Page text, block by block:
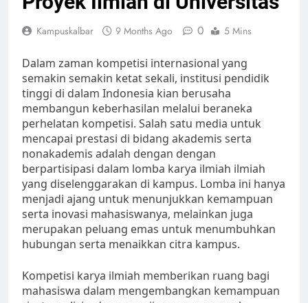
Kampuskalbar 9 Months Ago 0 5 Mins
Dalam zaman kompetisi internasional yang
semakin semakin ketat sekali, institusi pendidik
tinggi di dalam Indonesia kian berusaha
membangun keberhasilan melalui beraneka
perhelatan kompetisi. Salah satu media untuk
mencapai prestasi di bidang akademis serta
nonakademis adalah dengan dengan
berpartisipasi dalam lomba karya ilmiah ilmiah
yang diselenggarakan di kampus. Lomba ini hanya
menjadi ajang untuk menunjukkan kemampuan
serta inovasi mahasiswanya, melainkan juga
merupakan peluang emas untuk menumbuhkan
hubungan serta menaikkan citra kampus.
Kompetisi karya ilmiah memberikan ruang bagi
mahasiswa dalam mengembangkan kemampuan